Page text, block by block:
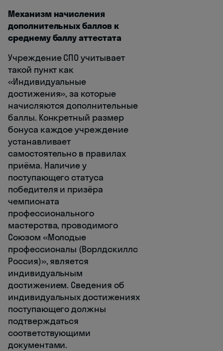
Механизм начисления
дополнительных баллов к
среднему баллу аттестата
Учреждение СПО учитывает
такой пункт как
«Индивидуальные
достижения», за которые
начисляются дополнительные
баллы. Конкретный размер
бонуса каждое учреждение
устанавливает
самостоятельно в правилах
приёма. Наличие у
поступающего статуса
победителя и призёра
чемпионата
профессионального
мастерства, проводимого
Союзом «Молодые
профессионалы (Ворлдскиллс
Россия)», является
индивидуальным
достижением. Сведения об
индивидуальных достижениях
поступающего должны
подтверждаться
соответствующими
документами.